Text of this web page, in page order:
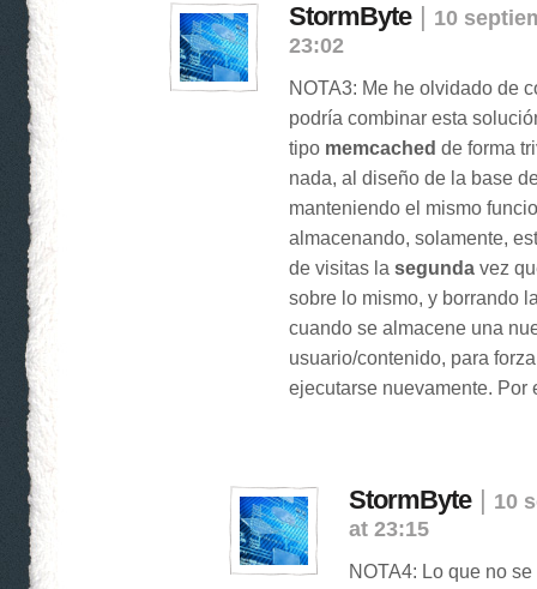
StormByte | 10
23:02
NOTA3: Me he olvidado de
podría combinar esta
tipo memcached de forma
nada, al diseño de la base
manteniendo el mismo
almacenando, solamente,
de visitas la segunda vez
sobre lo mismo, y borrando
cuando se almacene una
usuario/contenido, para
ejecutarse nuevamente. Por
StormByte | 10
at 23:15
NOTA4: Lo que no